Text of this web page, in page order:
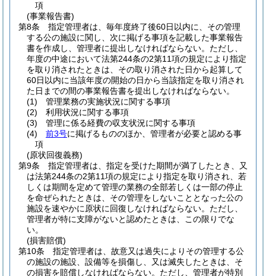
項
(事業報告書)
第8条
指定管理者は、毎年度終了後60日以内に、その管理
する公の施設に関し、次に掲げる事項を記載した事業報告
書を作成し、管理者に提出しなければならない。 ただし、
年度の中途において法第244条の2第11項の規定により指定
を取り消されたときは、その取り消された日から起算して
60日以内に当該年度の開始の日から当該指定を取り消され
た日までの間の事業報告書を提出しなければならない。
(1)
管理業務の実施状況に関する事項
(2)
利用状況に関する事項
(3)
管理に係る経費の収支状況に関する事項
(4)
前3号に掲げるもののほか、管理者が必要と認める事
項
(原状回復義務)
第9条
指定管理者は、指定を受けた期間が満了したとき、又
は法第244条の2第11項の規定により指定を取り消され、若
しくは期間を定めて管理の業務の全部若しくは一部の停止
を命ぜられたときは、その管理をしないこととなった公の
施設を速やかに原状に回復しなければならない。 ただし、
管理者が特に支障がないと認めたときは、この限りでな
い。
(損害賠償)
第10条
指定管理者は、故意又は過失によりその管理する公
の施設の施設、設備等を損傷し、又は滅失したときは、そ
の損害を賠償しなければならない。 ただし、管理者が特別